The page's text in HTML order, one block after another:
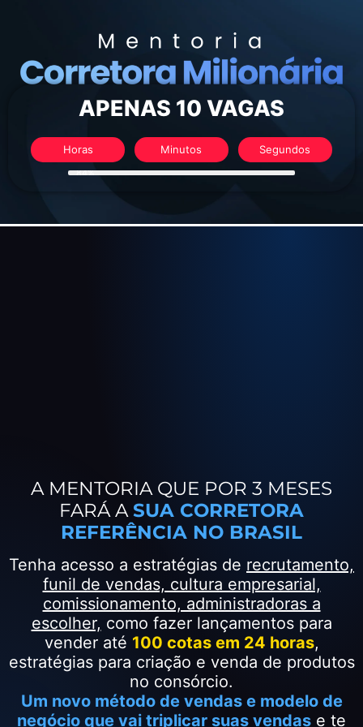
APENAS 10 VAGAS
Horas Minutos Segundos
84%
A MENTORIA QUE POR 3 MESES
FARÁ ASUA CORRETORA
REFERÊNCIA NO BRASIL
Tenha acesso a estratégias de recrutamento,
funil de vendas, cultura empresarial,
comissionamento, administradoras a
escolher, como fazer lançamentos para
vender até 100 cotas em 24 horas,
estratégias para criação e venda de produtos
no consórcio.
Um novo método de vendas e modelo de
negócio que vai triplicar suas vendas e te